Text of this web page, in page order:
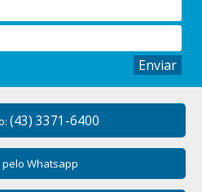
Enviar
(43) 3371-6400
pelo Whatsapp